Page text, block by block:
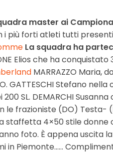
master ai
i più forti atleti tutti
La squadra ha
Elios che ha
MARRAZZO Maria,
GATTESCHI Stefano nella
SL. DEMARCHI
frazioniste (DO) Testa-
staffetta 4×50 stile donne
foto. È appena uscita
in Piemonte……